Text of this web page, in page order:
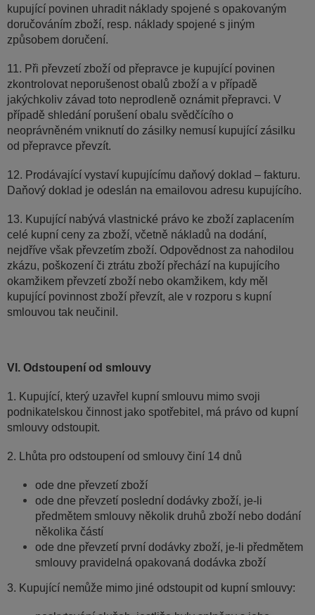
kupující povinen uhradit náklady spojené s opakovaným
doručováním zboží, resp. náklady spojené s jiným
způsobem doručení.
11. Při převzetí zboží od přepravce je kupující povinen
zkontrolovat neporušenost obalů zboží a v případě
jakýchkoliv závad toto neprodleně oznámit přepravci. V
případě shledání porušení obalu svědčícího o
neoprávněném vniknutí do zásilky nemusí kupující zásilku
od přepravce převzít.
12. Prodávající vystaví kupujícímu daňový doklad – fakturu.
Daňový doklad je odeslán na emailovou adresu kupujícího.
13. Kupující nabývá vlastnické právo ke zboží zaplacením
celé kupní ceny za zboží, včetně nákladů na dodání,
nejdříve však převzetím zboží. Odpovědnost za nahodilou
zkázu, poškození či ztrátu zboží přechází na kupujícího
okamžikem převzetí zboží nebo okamžikem, kdy měl
kupující povinnost zboží převzít, ale v rozporu s kupní
smlouvou tak neučinil.
VI. Odstoupení od smlouvy
1. Kupující, který uzavřel kupní smlouvu mimo svoji
podnikatelskou činnost jako spotřebitel, má právo od kupní
smlouvy odstoupit.
2. Lhůta pro odstoupení od smlouvy činí 14 dnů
ode dne převzetí zboží
ode dne převzetí poslední dodávky zboží, je-li
předmětem smlouvy několik druhů zboží nebo dodání
několika částí
ode dne převzetí první dodávky zboží, je-li předmětem
smlouvy pravidelná opakovaná dodávka zboží
3. Kupující nemůže mimo jiné odstoupit od kupní smlouvy: